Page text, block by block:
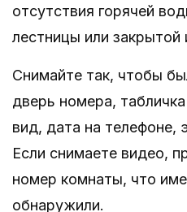
отсутствия горячей
лестницы или закрытой
Снимайте так, чтобы
дверь номера,
вид, дата на телефоне,
Если снимаете видео,
номер комнаты, что
обнаружили.